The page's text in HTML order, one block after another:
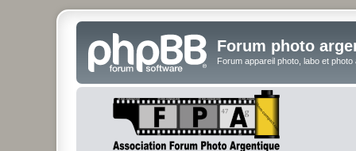
Forum photo
Forum appareil photo, labo et photo